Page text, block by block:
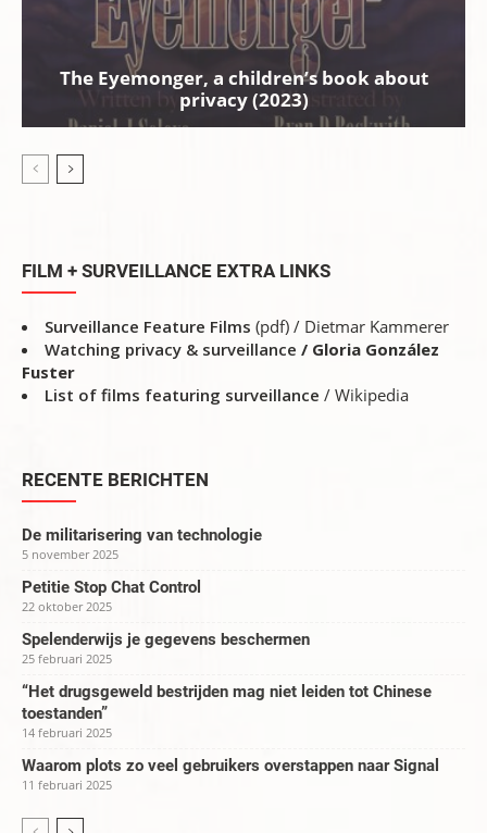
The Eyemonger, a children’s book about
privacy (2023)
FILM + SURVEILLANCE EXTRA LINKS
Surveillance Feature Films (pdf) / Dietmar Kammerer
Watching privacy & surveillance / Gloria González
Fuster
List of films featuring surveillance / Wikipedia
RECENTE BERICHTEN
De militarisering van technologie
5 november 2025
Petitie Stop Chat Control
22 oktober 2025
Spelenderwijs je gegevens beschermen
25 februari 2025
“Het drugsgeweld bestrijden mag niet leiden tot Chinese
toestanden”
14 februari 2025
Waarom plots zo veel gebruikers overstappen naar Signal
11 februari 2025